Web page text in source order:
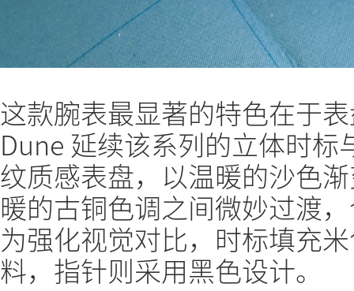
这款腕表最显著的特色在于
Dune 延续该系列的立体时
纹质感表盘，以温暖的沙色
暖的古铜色调之间微妙过渡
为强化视觉对比，时标填充
料，指针则采用黑色设计。